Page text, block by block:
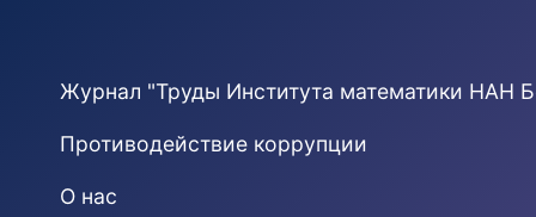
Журнал "Труды Института математики НАН
Противодействие коррупции
О нас